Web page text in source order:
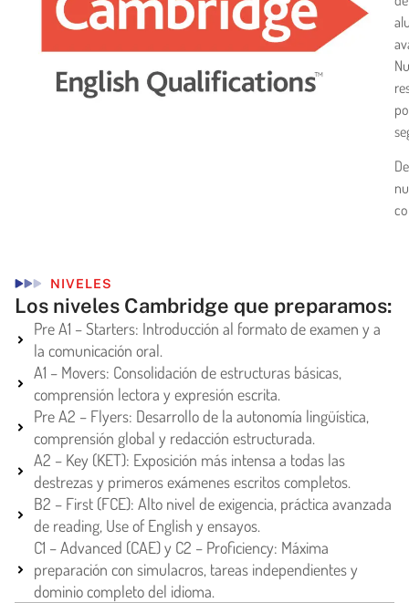
NIVELES
Los niveles Cambridge que preparamos:
Pre A1 – Starters: Introducción al formato de examen y a
la comunicación oral.
A1 – Movers: Consolidación de estructuras básicas,
comprensión lectora y expresión escrita.
Pre A2 – Flyers: Desarrollo de la autonomía lingüística,
comprensión global y redacción estructurada.
A2 – Key (KET): Exposición más intensa a todas las
destrezas y primeros exámenes escritos completos.
B2 – First (FCE): Alto nivel de exigencia, práctica avanzada
de reading, Use of English y ensayos.
C1 – Advanced (CAE) y C2 – Proficiency: Máxima
preparación con simulacros, tareas independientes y
dominio completo del idioma.